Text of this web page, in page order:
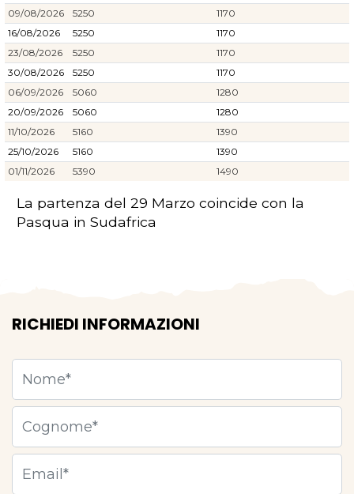
09/08/2026
5250
1170
16/08/2026
5250
1170
23/08/2026
5250
1170
30/08/2026
5250
1170
06/09/2026
5060
1280
20/09/2026
5060
1280
11/10/2026
5160
1390
25/10/2026
5160
1390
01/11/2026
5390 1490
La partenza del 29 Marzo coincide con la
Pasqua in Sudafrica
RICHIEDI INFORMAZIONI